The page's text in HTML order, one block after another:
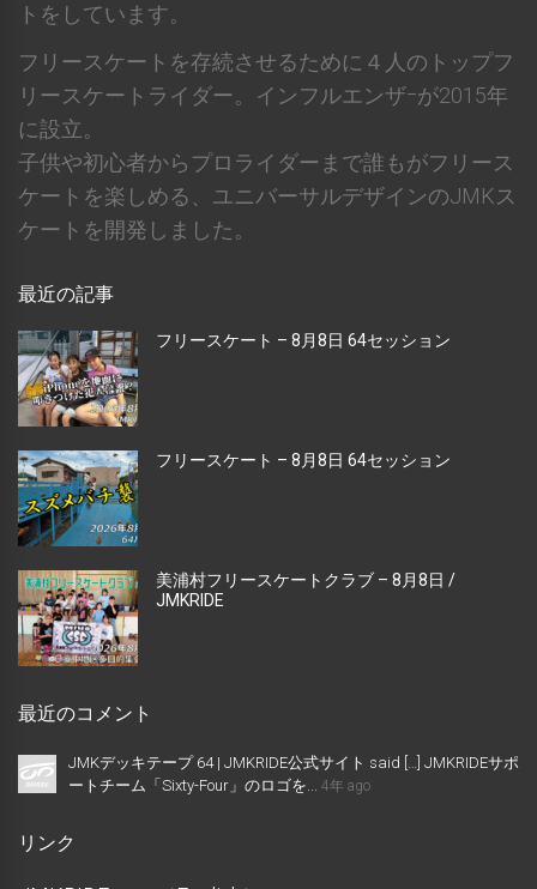
トをしています。
フリースケートを存続させるために４人のトップフ
リースケートライダー。インフルエンザｰが2015年
に設立。
子供や初心者からプロライダーまで誰もがフリース
ケートを楽しめる、ユニバーサルデザインのJMKス
ケートを開発しました。
最近の記事
フリースケート – 8月8日 64セッション
フリースケート – 8月8日 64セッション
美浦村フリースケートクラブ – 8月8日 /
JMKRIDE
最近のコメント
JMKデッキテープ 64 | JMKRIDE公式サイト said […] JMKRIDEサポ
ートチーム「Sixty-Four」のロゴを... 4年 ago
リンク